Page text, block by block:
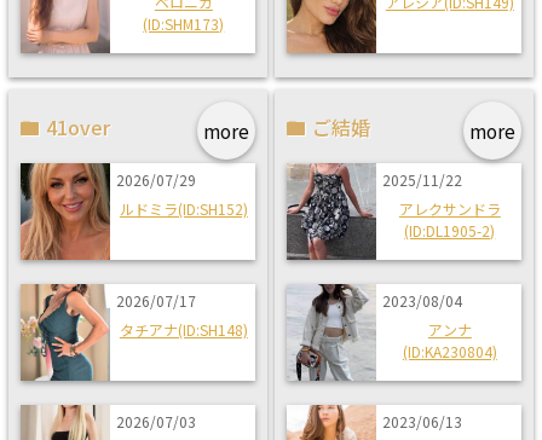
(ID:SHM173)
more
41over
2026/07/29
ルドミラ(ID:SH152)
2026/07/17
タチアナ(ID:SH148)
2026/07/03
more
ご結婚
2025/11/22
アレクサンドラ
(ID:DL1905-2)
2023/08/04
アンナ
(ID:KA230804)
2023/06/13